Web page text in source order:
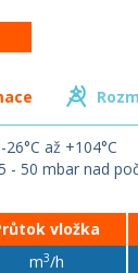
až +104°C
- 50 mbar nad
vložka
m3/h